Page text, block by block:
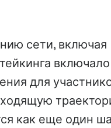
сети, включая
включало
для
как еще один